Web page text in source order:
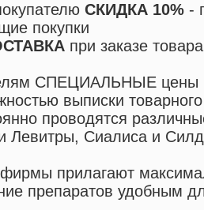
СКИДКА 10% -
покупки
при заказе
СПЕЦИАЛЬНЫЕ цены
выписки
проводятся
Левитры, Сиалиса и
прилагают
препаратов удобным